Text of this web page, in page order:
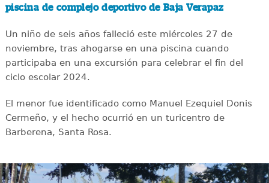
piscina de complejo deportivo de Baja Verapaz
Un niño de seis años falleció este miércoles 27 de
noviembre, tras ahogarse en una piscina cuando
participaba en una excursión para celebrar el fin del
ciclo escolar 2024.
El menor fue identificado como Manuel Ezequiel Donis
Cermeño, y el hecho ocurrió en un turicentro de
Barberena, Santa Rosa.